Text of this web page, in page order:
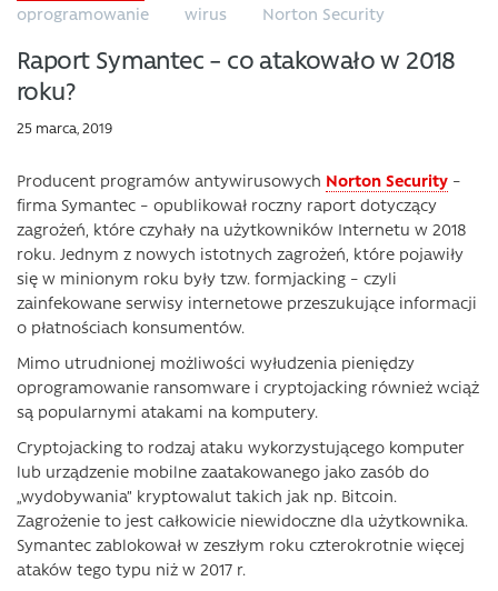
oprogramowanie
wirus Norton Security
Raport Symantec – co atakowało w 2018
roku?
25 marca, 2019
Producent programów antywirusowych Norton Security –
firma Symantec – opublikował roczny raport dotyczący
zagrożeń, które czyhały na użytkowników Internetu w 2018
roku. Jednym z nowych istotnych zagrożeń, które pojawiły
się w minionym roku były tzw. formjacking – czyli
zainfekowane serwisy internetowe przeszukujące informacji
o płatnościach konsumentów.
Mimo utrudnionej możliwości wyłudzenia pieniędzy
oprogramowanie ransomware i cryptojacking również wciąż
są popularnymi atakami na komputery.
Cryptojacking to rodzaj ataku wykorzystującego komputer
lub urządzenie mobilne zaatakowanego jako zasób do
„wydobywania” kryptowalut takich jak np. Bitcoin.
Zagrożenie to jest całkowicie niewidoczne dla użytkownika.
Symantec zablokował w zeszłym roku czterokrotnie więcej
ataków tego typu niż w 2017 r.